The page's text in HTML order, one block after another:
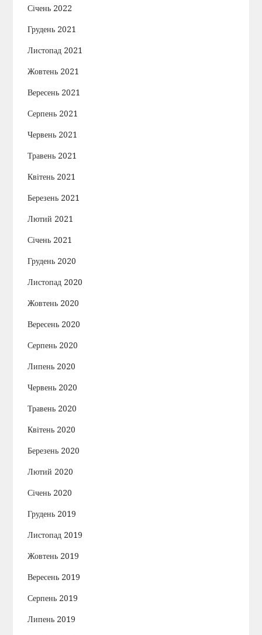
Січень 2022
Грудень 2021
Листопад 2021
Жовтень 2021
Вересень 2021
Серпень 2021
Червень 2021
Травень 2021
Квітень 2021
Березень 2021
Лютий 2021
Січень 2021
Грудень 2020
Листопад 2020
Жовтень 2020
Вересень 2020
Серпень 2020
Липень 2020
Червень 2020
Травень 2020
Квітень 2020
Березень 2020
Лютий 2020
Січень 2020
Грудень 2019
Листопад 2019
Жовтень 2019
Вересень 2019
Серпень 2019
Липень 2019